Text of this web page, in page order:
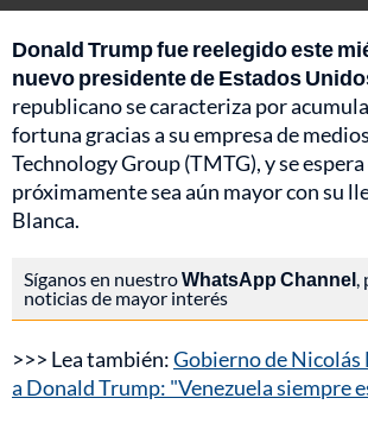
Donald Trump fue reelegido este
nuevo presidente de Estados
republicano se caracteriza por
fortuna gracias a su empresa de
Technology Group (TMTG), y se
próximamente sea aún mayor con su
Blanca.
Síganos en nuestroWhatsApp Channel,
noticias de mayor interés
>>> Lea también:Gobierno de
a Donald Trump: "Venezuela siempre